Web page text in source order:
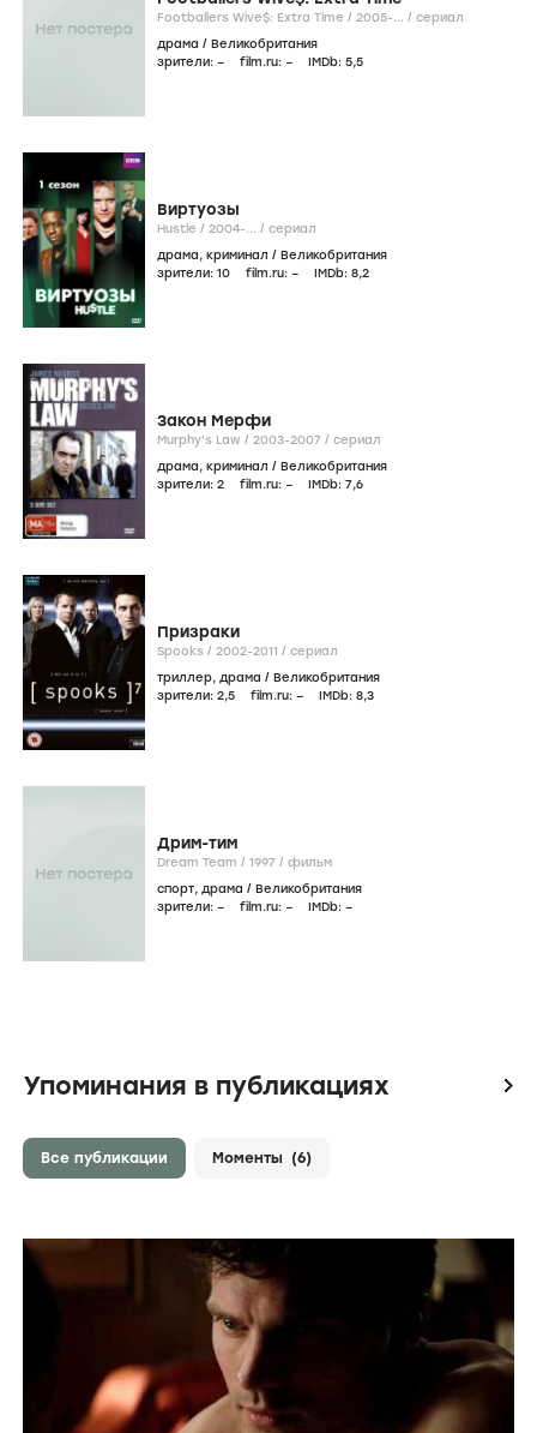
Footballers Wive$: Extra Time / 2005-... / сериал
драма / Великобритания
зрители: – film.ru: – IMDb: 5,5
Виртуозы
Hustle / 2004-... / сериал
драма, криминал / Великобритания
зрители: 10 film.ru: – IMDb: 8,2
Закон Мерфи
Murphy's Law / 2003-2007 / сериал
драма, криминал / Великобритания
зрители: 2 film.ru: – IMDb: 7,6
Призраки
Spooks / 2002-2011 / сериал
триллер, драма / Великобритания
зрители: 2,5 film.ru: – IMDb: 8,3
Дрим-тим
Dream Team / 1997 / фильм
спорт, драма / Великобритания
зрители: – film.ru: – IMDb: –
Упоминания в публикациях icon
Все публикации Моменты (6)